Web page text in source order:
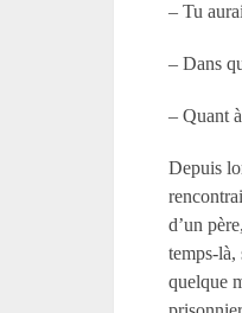
– Tu
– Dans
– Quant
Depuis
d’un
temps-là,
quelque